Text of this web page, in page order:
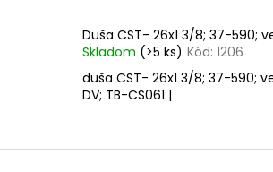
Duša CST- 26x1 3/8; 37-590;
Skladom (>5 ks) Kód: 1206
duša CST- 26x1 3/8; 37-590;
DV; TB-CS061 |